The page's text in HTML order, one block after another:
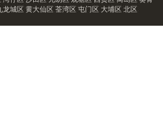
龙城区 黄大仙区 荃湾区 屯门区 大埔区 北区